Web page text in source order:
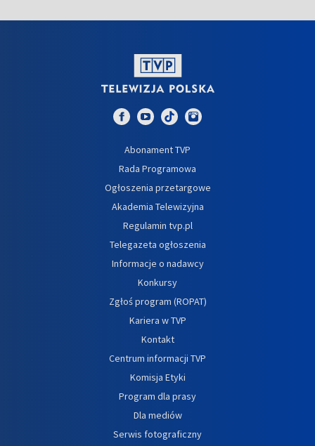
Abonament TVP
Rada Programowa
Ogłoszenia przetargowe
Akademia Telewizyjna
Regulamin tvp.pl
Telegazeta ogłoszenia
Informacje o nadawcy
Konkursy
Zgłoś program (ROPAT)
Kariera w TVP
Kontakt
Centrum informacji TVP
Komisja Etyki
Program dla prasy
Dla mediów
Serwis fotograficzny